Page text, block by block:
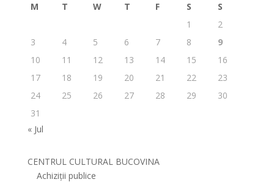
M T W T F S
S
1
2
3
4 5 6 7 8
9
10
11 12 13 14 15
16
17
18 19 20 21 22
23
24
25 26 27 28 29
30
31
« Jul
CENTRUL CULTURAL BUCOVINA
Achiziții publice